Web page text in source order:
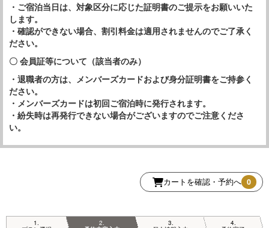
・ご宿泊当日は、対象区分に応じた証明書のご提示をお願いいた
します。
・確認ができない場合、割引料金は適用されませんのでご了承く
ださい。
〇 会員証等について（該当者のみ）
・退職者の方は、メンバーズカードおよび身分証明書をご持参く
ださい。
・メンバーズカードは初回ご宿泊時に発行されます。
・紛失時は再発行できない場合がございますのでご注意くださ
い。
カートを確認・予約へ 0
1 2 3 4